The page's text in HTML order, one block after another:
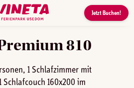
Jetzt Buchen!
810
1 Schlafzimmer mit
Schlafcouch 160x200 im